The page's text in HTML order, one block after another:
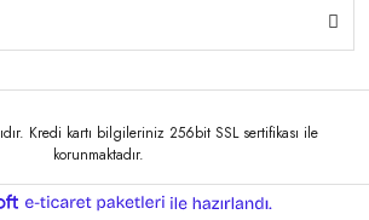
Kredi kartı bilgileriniz 256bit SSL sertifikası ile
korunmaktadır.
ideasoft
e-